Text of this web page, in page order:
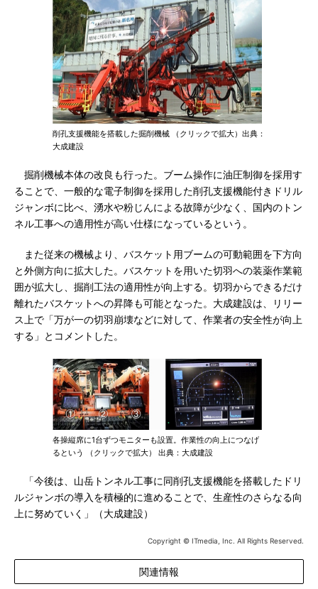
削孔支援機能を搭載した掘削機械 （クリックで拡大）出典：
大成建設
掘削機械本体の改良も行った。ブーム操作に油圧制御を採用す
ることで、一般的な電子制御を採用した削孔支援機能付きドリル
ジャンボに比べ、湧水や粉じんによる故障が少なく、国内のトン
ネル工事への適用性が高い仕様になっているという。
また従来の機械より、バスケット用ブームの可動範囲を下方向
と外側方向に拡大した。バスケットを用いた切羽への装薬作業範
囲が拡大し、掘削工法の適用性が向上する。切羽からできるだけ
離れたバスケットへの昇降も可能となった。大成建設は、リリー
ス上で「万が一の切羽崩壊などに対して、作業者の安全性が向上
する」とコメントした。
各操縦席に1台ずつモニターも設置。作業性の向上につなげ
るという （クリックで拡大） 出典：大成建設
「今後は、山岳トンネル工事に同削孔支援機能を搭載したドリ
ルジャンボの導入を積極的に進めることで、生産性のさらなる向
上に努めていく」（大成建設）
Copyright © ITmedia, Inc. All Rights Reserved.
関連情報